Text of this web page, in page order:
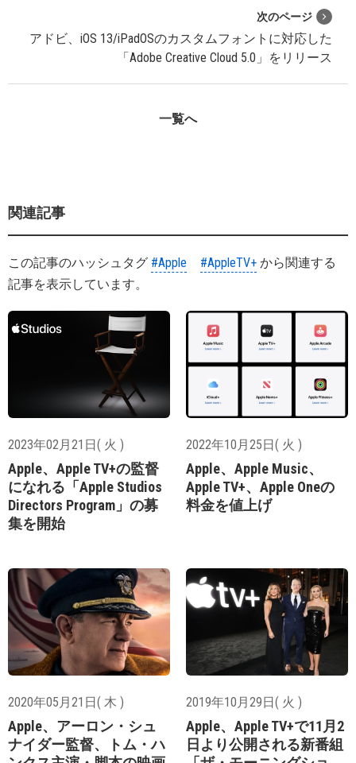
次のページ
アドビ、iOS 13/iPadOSのカスタムフォントに対応した
「Adobe Creative Cloud 5.0」をリリース
一覧へ
関連記事
この記事のハッシュタグ #Apple #AppleTV+ から関連する
記事を表示しています。
2023年02月21日( 火 )
Apple、Apple TV+の監督
になれる「Apple Studios
Directors Program」の募
集を開始
2022年10月25日( 火 )
Apple、Apple Music、
Apple TV+、Apple Oneの
料金を値上げ
2020年05月21日( 木 )
Apple、アーロン・シュ
ナイダー監督、トム・ハ
2019年10月29日( 火 )
Apple、Apple TV+で11月2
日より公開される新番組